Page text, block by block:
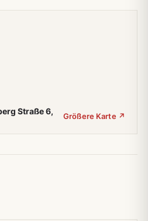
Straße 6,
Größere Karte ↗